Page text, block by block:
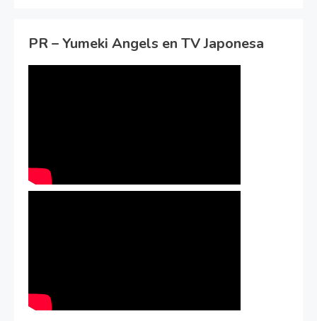
PR – Yumeki Angels en TV Japonesa